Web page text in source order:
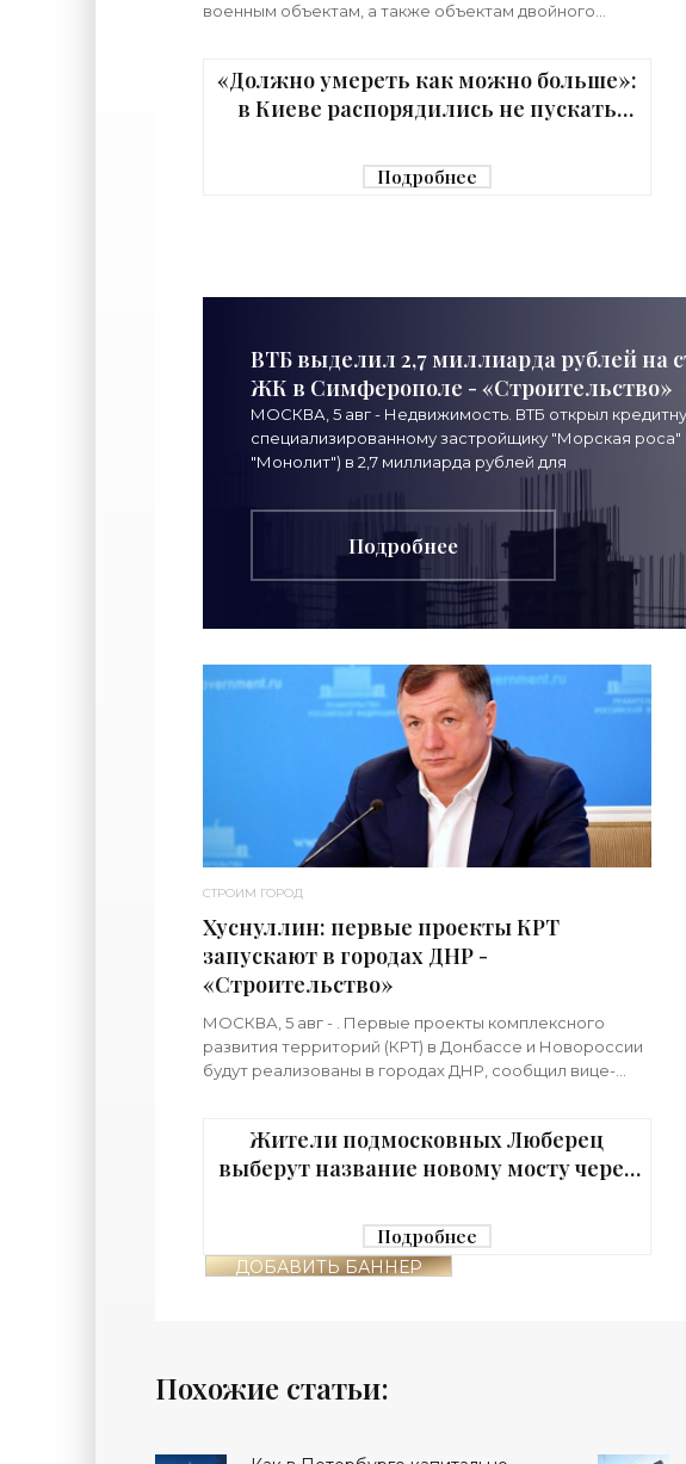
военным объектам, а также объектам двойного
«Должно умереть как можно больше»:
в Киеве распорядились не пускать
Подробнее
ВТБ выделил 2,7 миллиарда рублей на
ЖК в Симферополе - «Строительство»
МОСКВА, 5 авг - Недвижимость. ВТБ открыл
специализированному застройщику "Морская роса"
"Монолит") в 2,7 миллиарда рублей для
Подробнее
СТРОИМ ГОРОД
Хуснуллин: первые проекты КРТ
запускают в городах ДНР -
«Строительство»
МОСКВА, 5 авг - . Первые проекты комплексного
развития территорий (КРТ) в Донбассе и Новороссии
будут реализованы в городах ДНР, сообщил вице-
Жители подмосковных Люберец
выберут название новому мосту через
Подробнее
ДОБАВИТЬ БАННЕР
Похожие статьи: